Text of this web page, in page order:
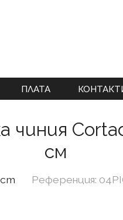
ПЛАТА
чиния
см
Референция: